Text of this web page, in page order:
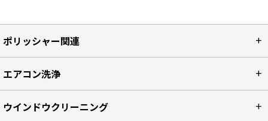
ポリッシャー関連
エアコン洗浄
ウインドウクリーニング